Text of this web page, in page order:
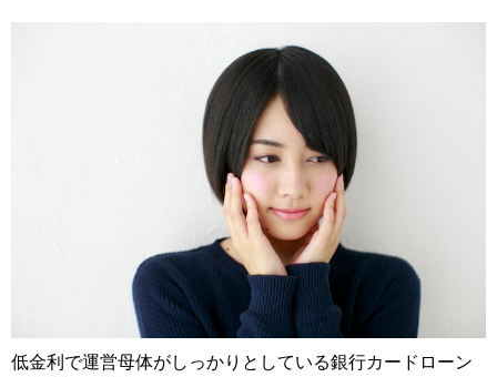
低金利で運営母体がしっかりとしている銀行カードローン